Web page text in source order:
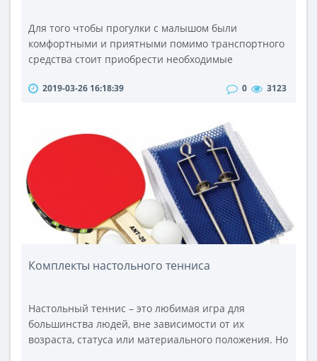
Для того чтобы прогулки с малышом были
комфортными и приятными помимо транспортного
средства стоит приобрести необходимые
нужно купить специальный матрасик и подушку.
кокосовым полотном. Стоит отметить, что
поролоновые модели не обеспечивают
необходимую жесткость, которая нужна для еще
несформировавшегося позво..
2019-03-26 16:18:39 0 3123
Комплекты настольного тенниса
Настольный теннис – это любимая игра для
большинства людей, вне зависимости от их
возраста, статуса или материального положения. Но